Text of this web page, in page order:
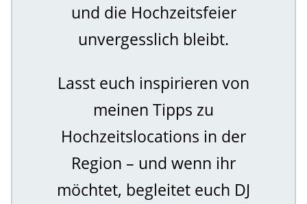
und die Hochzeitsfeier
unvergesslich bleibt.
Lasst euch inspirieren von
meinen Tipps zu
Hochzeitslocations in der
Region – und wenn ihr
möchtet, begleitet euch DJ